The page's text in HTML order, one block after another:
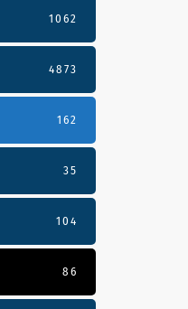
1062
4873
162
35
104
86